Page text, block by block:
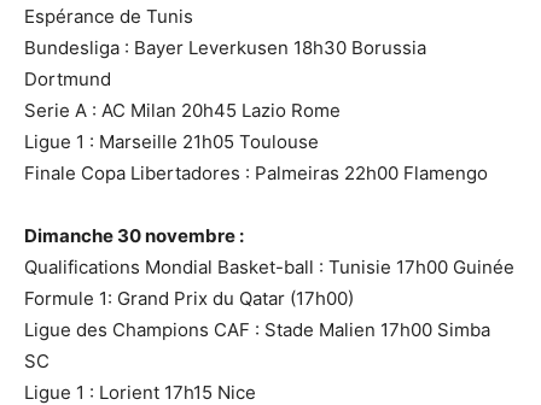
Espérance de Tunis
Bundesliga : Bayer Leverkusen 18h30 Borussia
Dortmund
Serie A : AC Milan 20h45 Lazio Rome
Ligue 1 : Marseille 21h05 Toulouse
Finale Copa Libertadores : Palmeiras 22h00 Flamengo
Dimanche 30 novembre :
Qualifications Mondial Basket-ball : Tunisie 17h00 Guinée
Formule 1: Grand Prix du Qatar (17h00)
Ligue des Champions CAF : Stade Malien 17h00 Simba
SC
Ligue 1 : Lorient 17h15 Nice